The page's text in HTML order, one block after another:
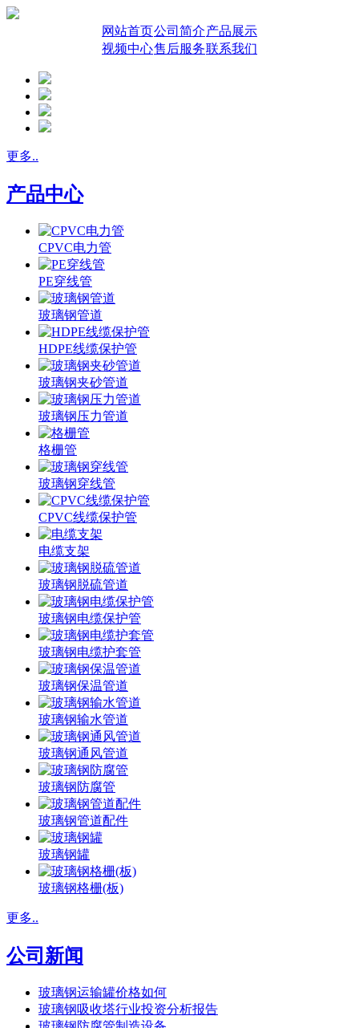
网站首页公司简介产品展示
视频中心售后服务联系我们
更多..
产品中心
CPVC电力管
PE穿线管
玻璃钢管道
HDPE线缆保护管
玻璃钢夹砂管道
玻璃钢压力管道
格栅管
玻璃钢穿线管
CPVC线缆保护管
电缆支架
玻璃钢脱硫管道
玻璃钢电缆保护管
玻璃钢电缆护套管
玻璃钢保温管道
玻璃钢输水管道
玻璃钢通风管道
玻璃钢防腐管
玻璃钢管道配件
玻璃钢罐
玻璃钢格栅(板)
更多..
公司新闻
玻璃钢运输罐价格如何
玻璃钢吸收塔行业投资分析报告